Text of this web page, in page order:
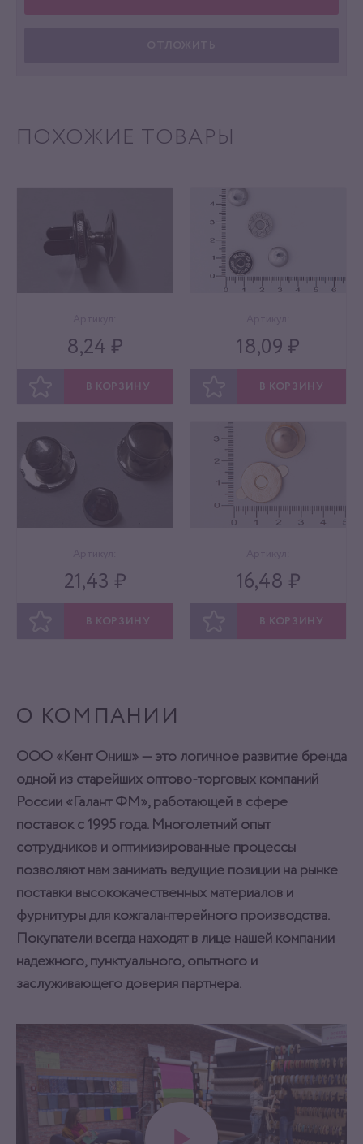
ПОХОЖИЕ ТОВАРЫ
8,24 ₽
В КОРЗИНУ
18,09 ₽
В КОРЗИНУ
21,43 ₽
В КОРЗИНУ
16,48 ₽
В КОРЗИНУ
О КОМПАНИИ
ООО «Кент Ониш» — это логичное развитие бренда
одной из старейших оптово-торговых компаний
России «Галант ФМ», работающей в сфере
поставок с 1995 года. Многолетний опыт
сотрудников и оптимизированные процессы
позволяют нам занимать ведущие позиции на рынке
поставки высококачественных материалов и
фурнитуры для кожгалантерейного производства.
Покупатели всегда находят в лице нашей компании
надежного, пунктуального, опытного и
заслуживающего доверия партнера.